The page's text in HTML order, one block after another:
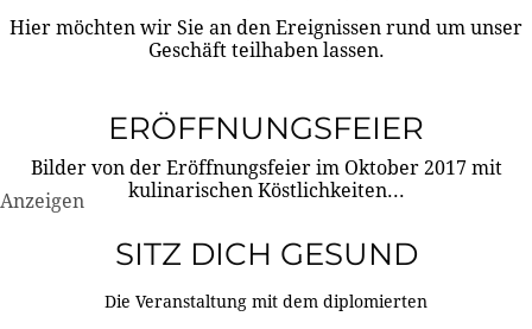
Hier möchten wir Sie an den Ereignissen rund um unser
Geschäft teilhaben lassen.
ERÖFFNUNGSFEIER
Bilder von der Eröffnungsfeier im Oktober 2017 mit
kulinarischen Köstlichkeiten...
Anzeigen
SITZ DICH GESUND
Die Veranstaltung mit dem diplomierten